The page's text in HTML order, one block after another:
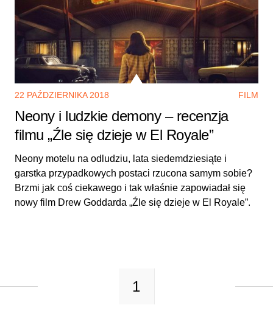
22 PAŹDZIERNIKA 2018 FILM
Neony i ludzkie demony – recenzja
filmu „Źle się dzieje w El Royale”
Neony motelu na odludziu, lata siedemdziesiąte i
garstka przypadkowych postaci rzucona samym sobie?
Brzmi jak coś ciekawego i tak właśnie zapowiadał się
nowy film Drew Goddarda „Źle się dzieje w El Royale”.
1